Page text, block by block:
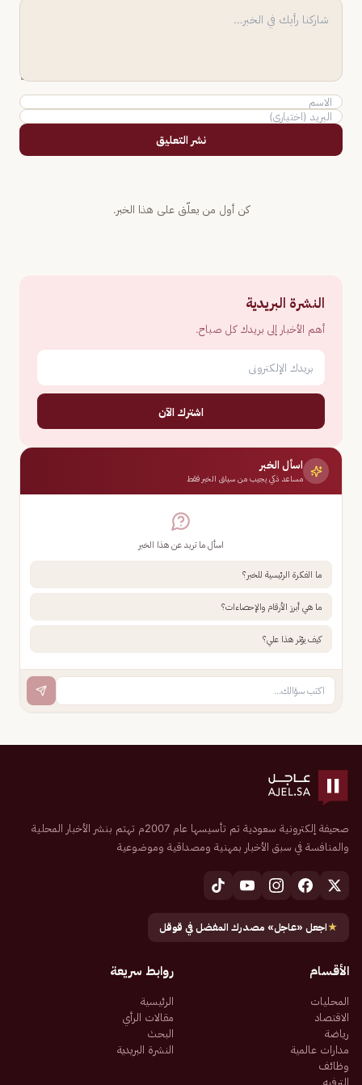
نشر التعليق
كن أول من يعلّق على هذا الخبر.
النشرة البريدية
أهم الأخبار إلى بريدك كل صباح.
اشترك الآن
اسأل الخبر
مساعد ذكي يجيب من سياق الخبر فقط
اسأل ما تريد عن هذا الخبر
ما الفكرة الرئيسية للخبر؟
ما هي أبرز الأرقام والإحصاءات؟
كيف يؤثر هذا علي؟
صحيفة إلكترونية سعودية تم تأسيسها عام 2007م تهتم بنشر الأخبار المحلية
والمنافسة في سبق الأخبار بمهنية ومصداقية وموضوعية
★اجعل «عاجل» مصدرك المفضل في قوقل
الأقسام
المحليات
الاقتصاد
رياضة
مدارات عالمية
وظائف
الترفيه
روابط سريعة
الرئيسية
مقالات الرأي
البحث
النشرة البريدية